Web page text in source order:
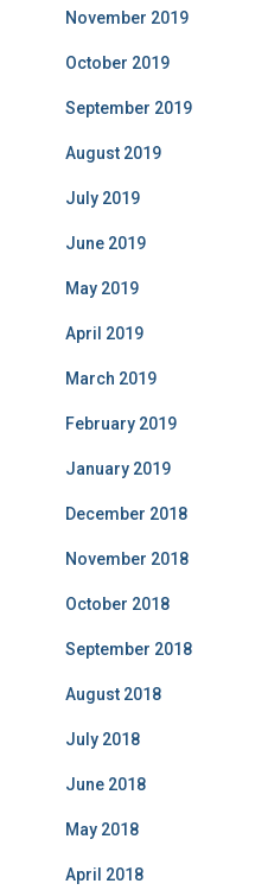
November 2019
October 2019
September 2019
August 2019
July 2019
June 2019
May 2019
April 2019
March 2019
February 2019
January 2019
December 2018
November 2018
October 2018
September 2018
August 2018
July 2018
June 2018
May 2018
April 2018